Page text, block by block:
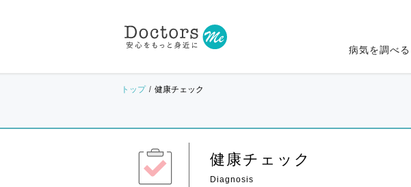
病気を調べる
トップ 健康チェック
健康チェック